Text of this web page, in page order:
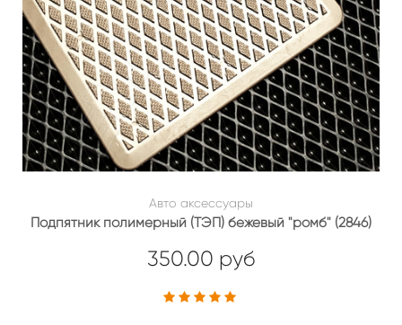
Авто аксессуары
Подпятник полимерный (ТЭП) бежевый "ромб" (2846)
350.00 руб